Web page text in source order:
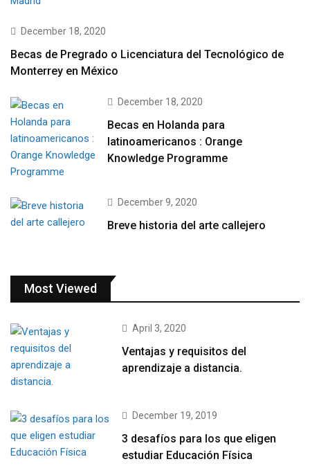
December 18, 2020
Becas de Pregrado o Licenciatura del Tecnológico de
Monterrey en México
December 18, 2020
Becas en Holanda para
latinoamericanos : Orange
Knowledge Programme
December 9, 2020
Breve historia del arte callejero
Most Viewed
April 3, 2020
Ventajas y requisitos del
aprendizaje a distancia.
December 19, 2019
3 desafíos para los que eligen
estudiar Educación Física